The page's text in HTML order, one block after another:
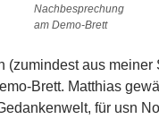
Nachbesprechung
am Demo-Brett
(zumindest aus meiner
Brett. Matthias
für usn